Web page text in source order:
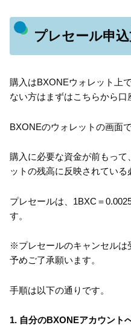
プレセール申
購入はBXONEウォレット上
ない方はまずはこちらから口
BXONEのウォレットの画面
購入に必要な資金が前もっ
ットの残高に反映されている
プレセールは、1BXC＝
す。
※プレセールのキャンセルは
予めご了承願います。
手順は以下の通りです。
1. 自分のBXONEアカウント